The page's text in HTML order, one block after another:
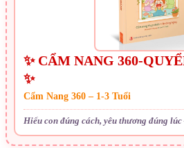
✨ CẨM NANG 360-
✨
Cẩm Nang 360 – 1-3 Tuổi
Hiểu con đúng cách, yêu thương đúng